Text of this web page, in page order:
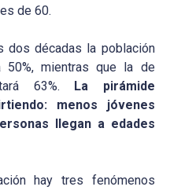
de 60.
dos décadas la población
50%, mientras que la de
63%. La pirámide
menos jóvenes
llegan a edades
hay tres fenómenos